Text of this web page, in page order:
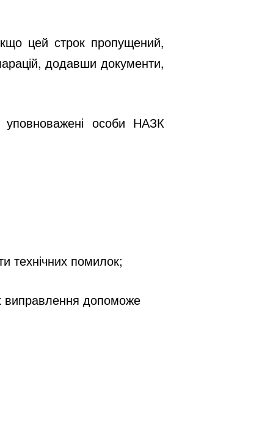
цей строк пропущений,
, додавши документи,
уповноважені особи НАЗК
технічних помилок;
виправлення допоможе